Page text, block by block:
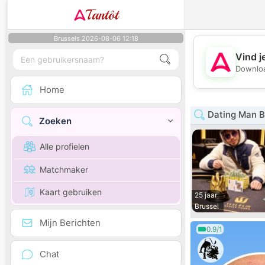
Tantôt
Brussels 2026-08-06 12:18
Home
Zoeken
Alle profielen
Matchmaker
Kaart gebruiken
Mijn Berichten
Chat
Vind
Dating Man
25 jaar
Brussel
0.9/1